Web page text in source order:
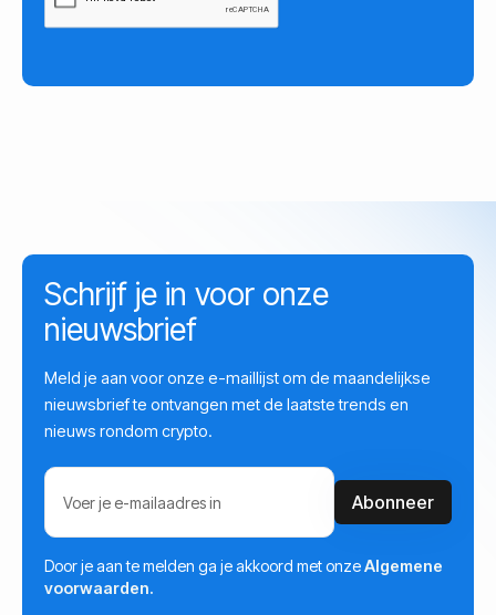
Schrijf je in voor onze
nieuwsbrief
Meld je aan voor onze e-maillijst om de maandelijkse
nieuwsbrief te ontvangen met de laatste trends en
nieuws rondom crypto.
Door je aan te melden ga je akkoord met onzeAlgemene
voorwaarden.